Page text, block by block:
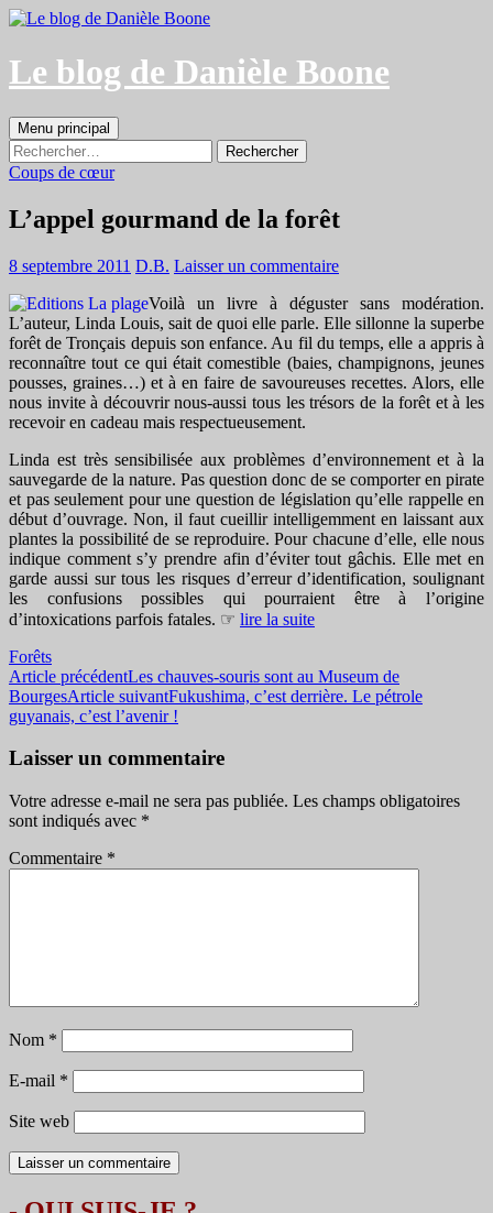
Aller
contenu
Le blog de Danièle Boone
Recherche
Menu principal
Rechercher :
Coups de cœur
L’appel gourmand de la forêt
8 septembre 2011 D.B. Laisser un commentaire
Voilà un livre à déguster sans modération.
L’auteur, Linda Louis, sait de quoi elle parle. Elle sillonne la superbe
forêt de Tronçais depuis son enfance. Au fil du temps, elle a appris à
reconnaître tout ce qui était comestible (baies, champignons, jeunes
pousses, graines…) et à en faire de savoureuses recettes. Alors, elle
nous invite à découvrir nous-aussi tous les trésors de la forêt et à les
recevoir en cadeau mais respectueusement.
Linda est très sensibilisée aux problèmes d’environnement et à la
sauvegarde de la nature. Pas question donc de se comporter en pirate
et pas seulement pour une question de législation qu’elle rappelle en
début d’ouvrage. Non, il faut cueillir intelligemment en laissant aux
plantes la possibilité de se reproduire. Pour chacune d’elle, elle nous
indique comment s’y prendre afin d’éviter tout gâchis. Elle met en
garde aussi sur tous les risques d’erreur d’identification, soulignant
les confusions possibles qui pourraient être à l’origine
d’intoxications parfois fatales. ☞ lire la suite
Forêts
Navigation
des
Article précédentLes chauves-souris sont au Museum de
BourgesArticle suivantFukushima, c’est derrière. Le pétrole
guyanais, c’est l’avenir !
Laisser un commentaire
Votre adresse e-mail ne sera pas publiée. Les champs obligatoires
sont indiqués avec *
Commentaire *
Nom *
E-mail *
Site web